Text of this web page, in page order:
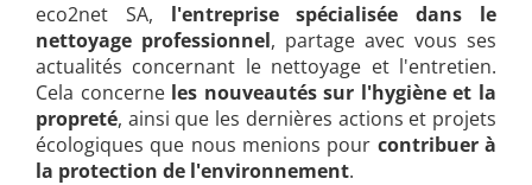
eco2net SA, l'entreprise spécialisée dans le
nettoyage professionnel, partage avec vous ses
actualités concernant le nettoyage et l'entretien.
Cela concerne les nouveautés sur l'hygiène et la
propreté, ainsi que les dernières actions et projets
écologiques que nous menions pour contribuer à
la protection de l'environnement.